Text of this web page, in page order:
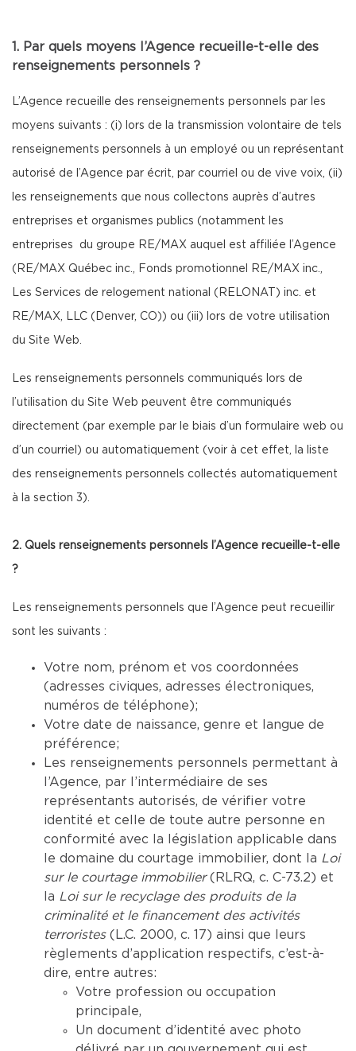
1. Par quels moyens l’Agence recueille-t-elle des
renseignements personnels ?
L’Agence recueille des renseignements personnels par les
moyens suivants : (i) lors de la transmission volontaire de tels
renseignements personnels à un employé ou un représentant
autorisé de l’Agence par écrit, par courriel ou de vive voix, (ii)
les renseignements que nous collectons auprès d’autres
entreprises et organismes publics (notamment les
entreprises du groupe RE/MAX auquel est affiliée l’Agence
(RE/MAX Québec inc., Fonds promotionnel RE/MAX inc.,
Les Services de relogement national (RELONAT) inc. et
RE/MAX, LLC (Denver, CO)) ou (iii) lors de votre utilisation
du Site Web.
Les renseignements personnels communiqués lors de
l’utilisation du Site Web peuvent être communiqués
directement (par exemple par le biais d’un formulaire web ou
d’un courriel) ou automatiquement (voir à cet effet, la liste
des renseignements personnels collectés automatiquement
à la section 3).
2. Quels renseignements personnels l’Agence recueille-t-elle
?
Les renseignements personnels que l’Agence peut recueillir
sont les suivants :
Votre nom, prénom et vos coordonnées
(adresses civiques, adresses électroniques,
numéros de téléphone);
Votre date de naissance, genre et langue de
préférence;
Les renseignements personnels permettant à
l’Agence, par l’intermédiaire de ses
représentants autorisés, de vérifier votre
identité et celle de toute autre personne en
conformité avec la législation applicable dans
le domaine du courtage immobilier, dont la Loi
sur le courtage immobilier(RLRQ, c. C-73.2) et
la Loi sur le recyclage des produits de la
criminalité et le financement des activités
terroristes(L.C. 2000, c. 17) ainsi que leurs
règlements d’application respectifs, c’est-à-
dire, entre autres:
Votre profession ou occupation
principale,
Un document d’identité avec photo